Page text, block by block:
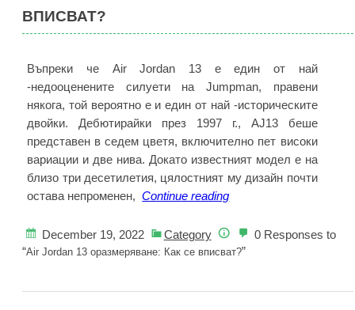
ВПИСВАТ?
Въпреки че Air Jordan 13 е един от най
-недооценените силуети на Jumpman, правени
някога, той вероятно е и един от най -историческите
двойки. Дебютирайки през 1997 г., AJ13 беше
представен в седем цветя, включително пет високи
вариации и две нива. Докато известният модел е на
близо три десетилетия, цялостният му дизайн почти
остава непроменен, Continue readingAir
13
оразмеряване:
December 19, 2022 Category
0 Responses to
“Air Jordan 13 оразмеряване: Как се вписват?”